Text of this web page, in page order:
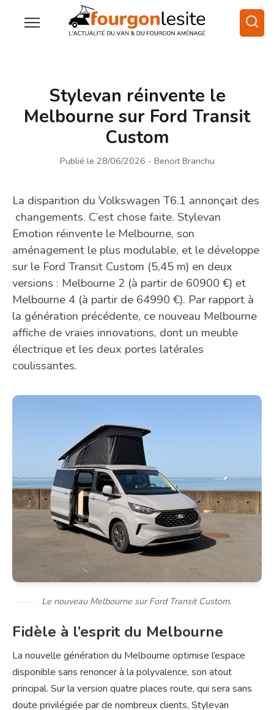
Stylevan réinvente le
Melbourne sur Ford Transit
Custom
Publié le 28/06/2026 - Benoit Branchu
La disparition du Volkswagen T6.1 annonçait des
changements. C’est chose faite. Stylevan
Emotion réinvente le Melbourne, son
aménagement le plus modulable, et le développe
sur le Ford Transit Custom (5,45 m) en deux
versions : Melbourne 2 (à partir de 60900 €) et
Melbourne 4 (à partir de 64990 €). Par rapport à
la génération précédente, ce nouveau Melbourne
affiche de vraies innovations, dont un meuble
électrique et les deux portes latérales
coulissantes.
Le nouveau Melbourne sur Ford Transit Custom.
Fidèle à l’esprit du Melbourne
La nouvelle génération du Melbourne optimise l’espace
disponible sans renoncer à la polyvalence, son atout
principal. Sur la version quatre places route, qui sera sans
doute privilégiée par de nombreux clients, Stylevan